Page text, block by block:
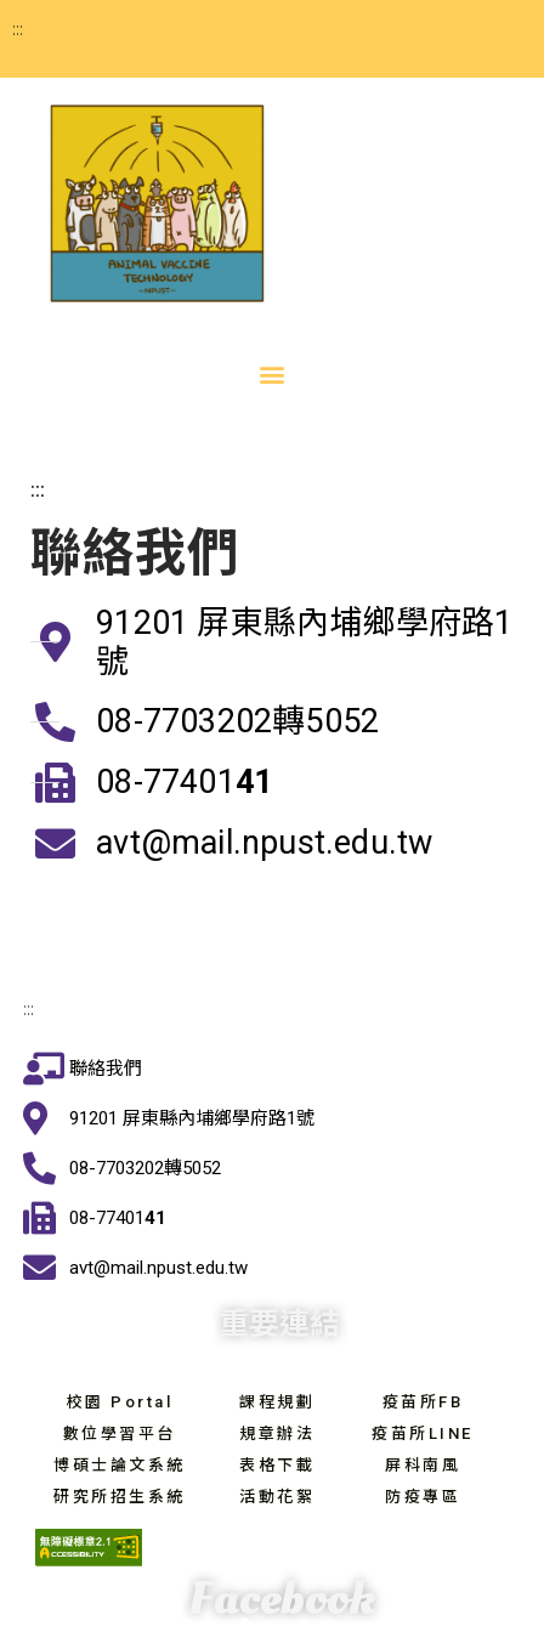
:::
:::
聯絡我們
91201 屏東縣內埔鄉學府路1
號
08-7703202轉5052
08-7740141
avt@mail.npust.edu.tw
:::
聯絡我們
91201 屏東縣內埔鄉學府路1號
08-7703202轉5052
08-7740141
avt@mail.npust.edu.tw
重要連結
校園 Portal
數位學習平台
博碩士論文系統
研究所招生系統
課程規劃
規章辦法
表格下載
活動花絮
疫苗所FB
疫苗所LINE
屏科南風
防疫專區
Facebook